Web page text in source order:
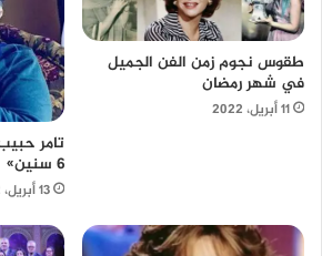
طقوس نجوم زمن الفن الجميل
في شهر رمضان
11 أبريل، 2022
تامر
6 سنين»
13 أبريل، 2022